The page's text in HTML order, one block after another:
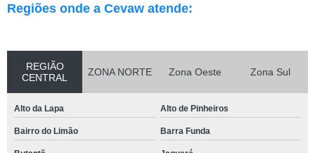
Regiões onde a Cevaw atende:
REGIÃO
CENTRAL
ZONA NORTE Zona Oeste Zona Sul
Alto da Lapa Alto de Pinheiros
Bairro do Limão Barra Funda